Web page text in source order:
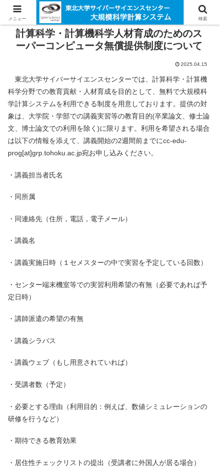
計算科学・計算機科学人材育成のためのス
ーパーコンピュータ無償提供制度について
2025.04.15
東北大学サイバーサイエンスセンターでは、計算科学・計算機
科学分野での教育貢献・人材育成を目的として、無料で大規模科
学計算システムを利用できる制度を用意しております。提供の対
象は、大学院・学部での講義実習等の教育目的(卒業論文、修士論
文、博士論文での利用を除く)に限ります。利用を希望される場合
は以下の情報を添えて、講義開始の2週間前までにcc-edu-
prog[at]grp.tohoku.ac.jp宛お申し込みください。
・講義担当者氏名
・同所属
・同連絡先（住所，電話，電子メール）
・講義名
・講義実施日時（１セメスターの中で実習を予定している回数）
・センター端末機室等での実習利用希望の有無（必要であれば予
定日時）
・講師派遣の希望の有無
・講義シラバス
・講義ウェブ（もし用意されていれば）
・受講者数（予定）
・必要とする理由（利用目的：例えば、数値シミュレーションの
研修を行うなど）
・期待できる教育効果
・居住性チェックリストの提出（受講者に外国人が居る場合）
メニュー 検索